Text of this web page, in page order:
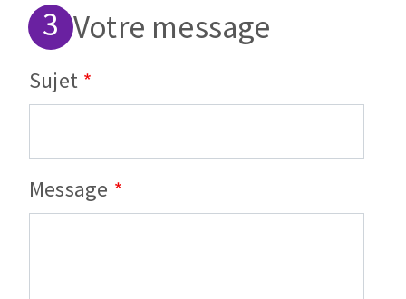
Votre message
Sujet
Message